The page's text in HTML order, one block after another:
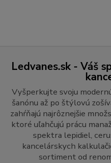
Ledvanes.sk - Váš
Vyšperkujte svoju
šanónu až po štýlovú
zahŕňajú najrôznejšie
ktoré uľahčujú prácu
spektra lepidiel,
kancelárskych
sortiment od